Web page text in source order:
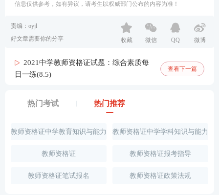
信息仅供参考，如有异议，请考生以权威部门公布的内容为准！
责编：oyjl
好文章需要你的分享
收藏 微信 QQ 微博
2021中学教师资格证试题：综合素质每
日一练(8.5)
查看下一篇
热门考试 热门推荐
教师资格证中学教育知识与能力
试题
教师资格证中学学科知识与能力
试题
教师资格证 教师资格证报考指导
教师资格证笔试报名 教师资格证政策法规